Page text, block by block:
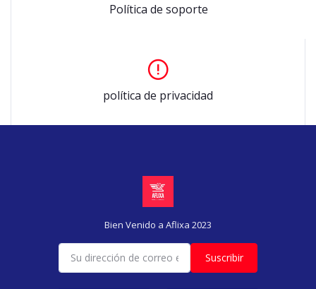
Política de soporte
política de privacidad
Bien Venido a Aflixa 2023
Suscribir